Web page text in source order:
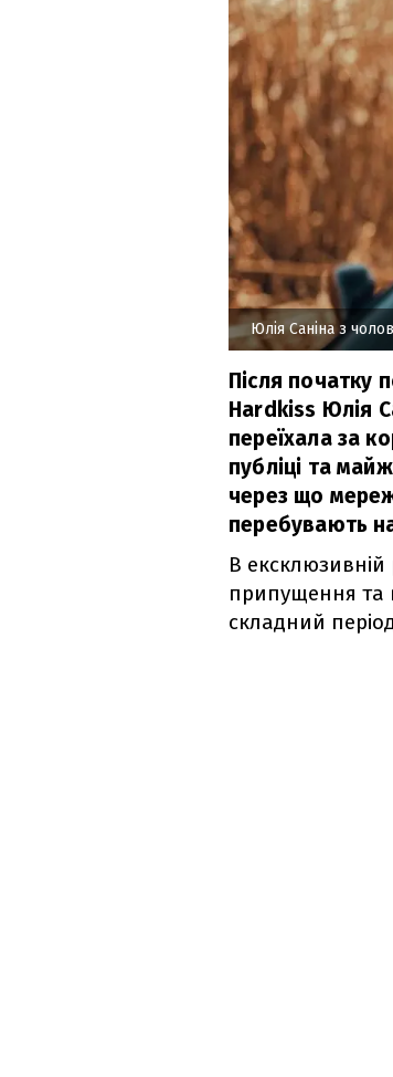
Юлія Саніна з
Після початку
Hardkiss Юлія
переїхала за
публіці та
через що
перебувають
В ексклюзивній
припущення та
складний